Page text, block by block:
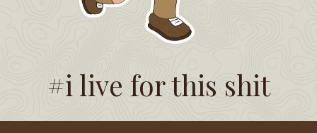
#i live for this shit